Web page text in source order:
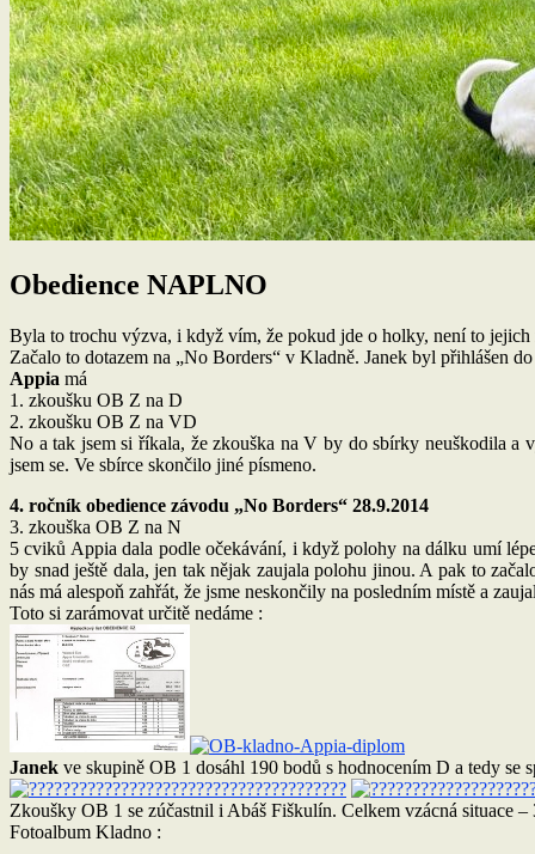
Obedience NAPLNO
Byla to trochu výzva, i když vím, že pokud jde o holky, není to jejich
Začalo to dotazem na „No Borders“ v Kladně. Janek byl přihlášen
Appia má
1. zkoušku OB Z na D
2. zkoušku OB Z na VD
No a tak jsem si říkala, že zkouška na V by do sbírky neuškodila
jsem se. Ve sbírce skončilo jiné písmeno.
4. ročník obedience závodu „No Borders“ 28.9.2014
3. zkouška OB Z na N
5 cviků Appia dala podle očekávání, i když polohy na dálku umí
by snad ještě dala, jen tak nějak zaujala polohu jinou. A pak to
nás má alespoň zahřát, že jsme neskončily na posledním místě a
Toto si zarámovat určitě nedáme :
Janek ve skupině OB 1 dosáhl 190 bodů s hodnocením D a tedy se
Zkoušky OB 1 se zúčastnil i Abáš Fiškulín. Celkem vzácná situace –
Fotoalbum Kladno :